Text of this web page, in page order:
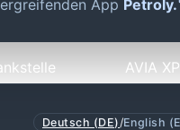
App Petroly.
AVIA
Deutsch (DE) /English